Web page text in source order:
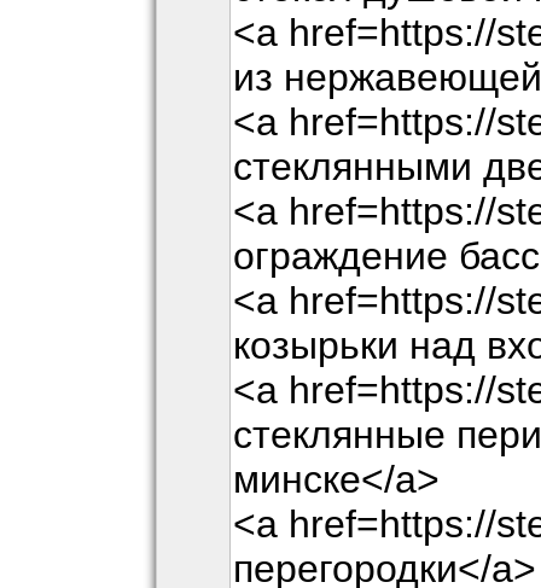
<a href=https://
из
<a href=https://
стеклянными
<a href=https://
ограждение
<a href=https://
козырьки над
<a href=https://
стеклянные
минске</a>
<a href=https://
перегородки</a>